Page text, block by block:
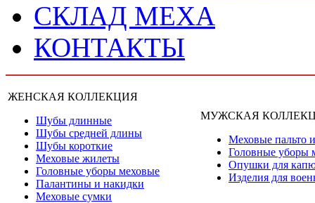
СКЛАД МЕХА
КОНТАКТЫ
ЖЕНСКАЯ КОЛЛЕКЦИЯ
Шубы длинные
Шубы средней длины
Шубы короткие
Меховые жилеты
Головные уборы меховые
Палантины и накидки
Меховые сумки
МУЖСКАЯ
Меховые пальто
Головные уборы
Опушки для
Изделия для